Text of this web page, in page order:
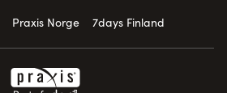
Praxis Norge 7days Finland